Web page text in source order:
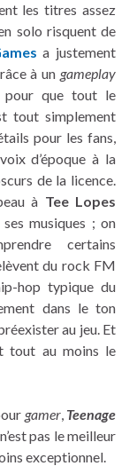
les titres assez
solo risquent de
a justement
à un gameplay
pour que tout le
tout simplement
pour les fans,
d’époque à la
de la licence.
à Tee Lopes
musiques ; on
certains
du rock FM
hop typique du
dans le ton
au jeu. Et
tout au moins le
gamer, Teenage
pas le meilleur
exceptionnel.